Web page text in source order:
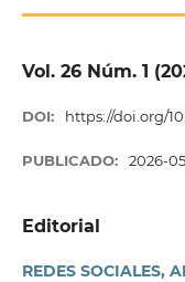
Vol. 26 Núm. 1
DOI: https://doi.org/
PUBLICADO: 2026-
Editorial
REDES SOCIALES,